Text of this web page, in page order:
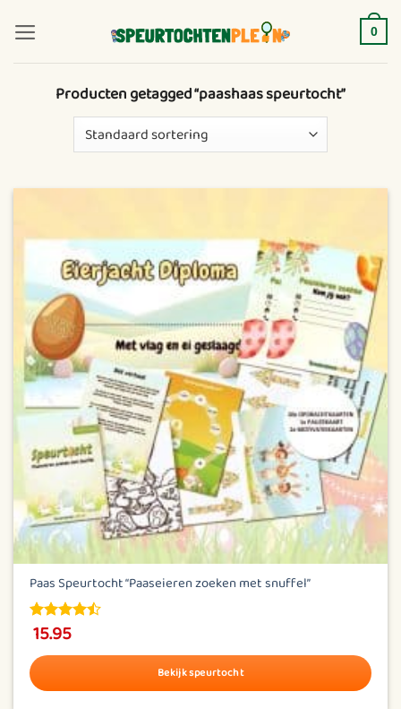
naar
inhoud
0
Producten getagged “paashaas speurtocht”
Paas Speurtocht “Paaseieren zoeken met snuffel”
4.5out of
15.95
Bekijk speurtocht